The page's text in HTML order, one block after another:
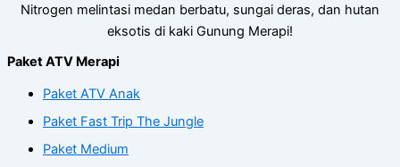
Nitrogen melintasi medan berbatu, sungai deras, dan hutan
eksotis di kaki Gunung Merapi!
Paket ATV Merapi
Paket ATV Anak
Paket Fast Trip The Jungle
Paket Medium